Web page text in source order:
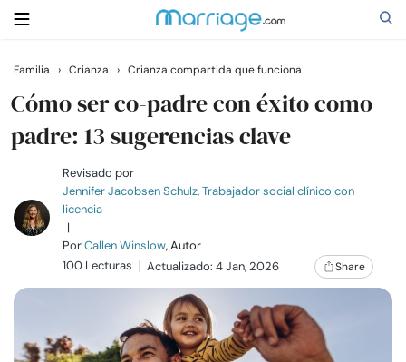
Buscar
Casarse
Relaciones
Familia
Familia › Crianza › Crianza compartida que funciona
Cómo ser co-padre con éxito como
padre: 13 sugerencias clave
Revisado por
Jennifer Jacobsen Schulz, Trabajador social clínico con
licencia
|
PorCallen Winslow, Autor
100 Lecturas
Actualizado: 4 Jan, 2026 Share